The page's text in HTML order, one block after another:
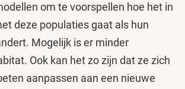
om te voorspellen hoe het in
deze populaties gaat als hun
Mogelijk is er minder
Ook kan het zo zijn dat ze zich
aanpassen aan een nieuwe